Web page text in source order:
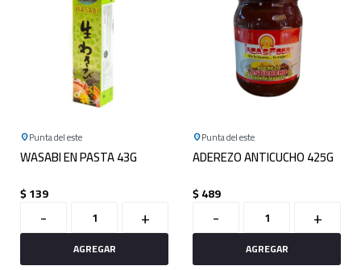
Punta del este
WASABI EN PASTA 43G
$139
- +
Punta del este
ADEREZO ANTICUCHO 425G
$489
- +